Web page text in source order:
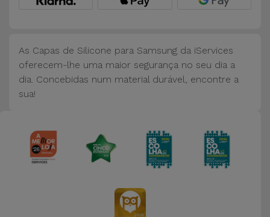
de
Computador
Acessórios
Kids
As Capas de Silicone para Samsung da iServices
oferecem-lhe uma maior segurança no seu dia a
dia. Concebidas num material durável, encontre a
sua!